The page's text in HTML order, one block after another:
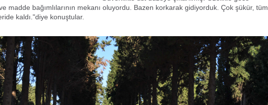
madde bağımlılarının mekanı oluyordu. Bazen korkarak gidiyorduk. Çok şükür, tüm
kaldı."diye konuştular.